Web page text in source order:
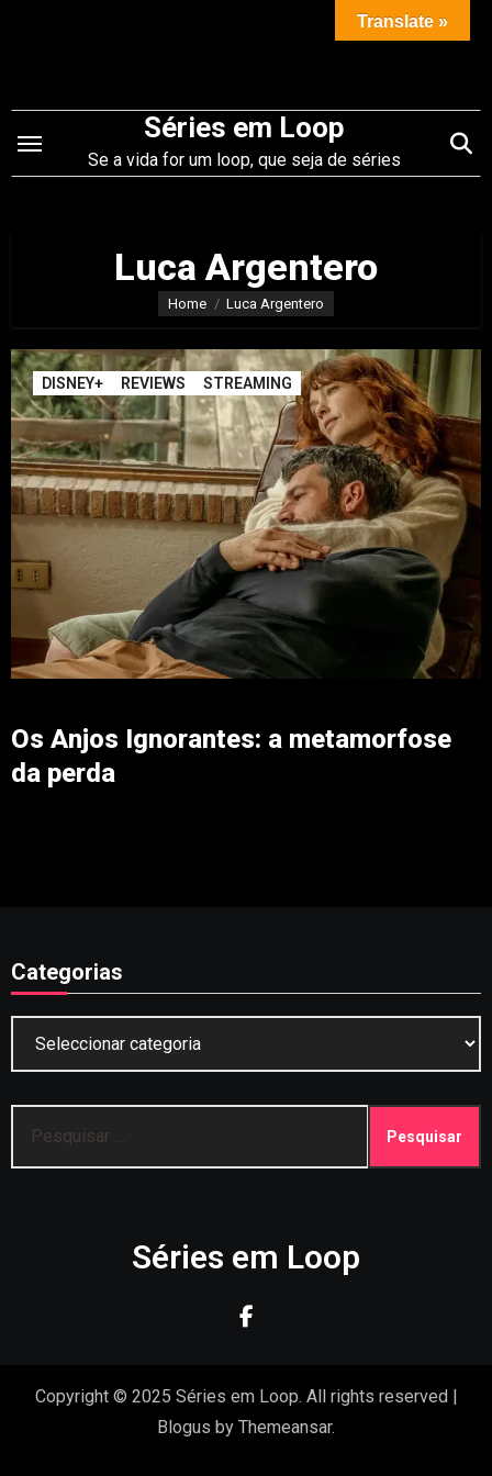
conteúdo
Séries em Loop
Se a vida for um loop, que seja de séries
Luca Argentero
Home Luca Argentero
DISNEY+ REVIEWS STREAMING
Os Anjos Ignorantes: a metamorfose
da perda
Categorias
por:
Séries em Loop
Copyright © 2025 Séries em Loop. All rights reserved |
Blogus by Themeansar.
Translate »